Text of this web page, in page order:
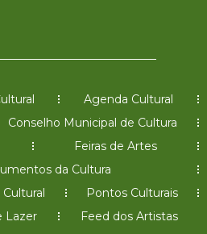
Agenda Cultural
Conselho Municipal de Cultura
Feiras de Artes
da Cultura
Pontos Culturais
Lazer
Feed dos Artistas